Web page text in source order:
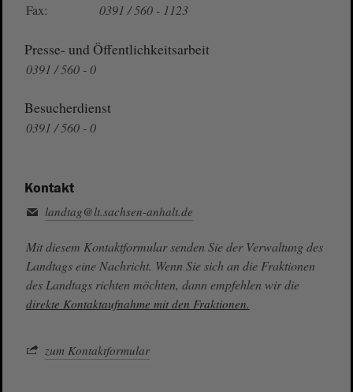
Fax:
0391 / 560 - 1123
Presse- und Öffentlichkeitsarbeit
0391 / 560 - 0
Besucherdienst
0391 / 560 - 0
Kontakt
landtag@lt.sachsen-anhalt.de
Mit diesem Kontaktformular senden Sie der Verwaltung des
Landtags eine Nachricht. Wenn Sie sich an die Fraktionen
des Landtags richten möchten, dann empfehlen wir die
direkte Kontaktaufnahme mit den Fraktionen.
zum Kontaktformular